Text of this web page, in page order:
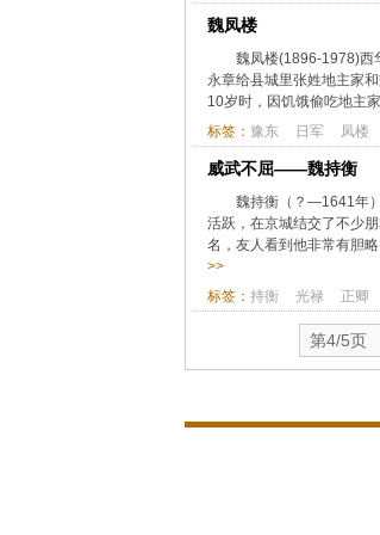
魏凤楼
魏凤楼(1896-1978)西
永章给县城里张姓地主家
10岁时，因饥饿偷吃地主
标签： 豫东 日军 凤楼
威武不屈——魏持衡
魏持衡（？—1641年
活跃，在京城结交了不少
名，友人看到他非常有胆
>>
标签： 持衡 光禄 正卿
第4/5页